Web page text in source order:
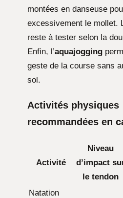
montées en danseuse
excessivement le mollet.
reste à tester selon la
Enfin, l’aquajogging
geste de la course sans
sol.
Activités physiques
recommandées en
Activité
Niveau
d’impact
le tendon
Natation